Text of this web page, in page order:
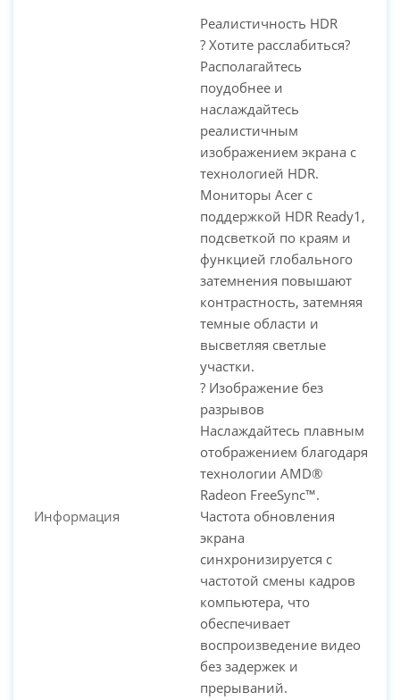
Информация
Реалистичность HDR
? Хотите расслабиться?
Располагайтесь
поудобнее и
наслаждайтесь
реалистичным
изображением экрана с
технологией HDR.
Мониторы Acer с
поддержкой HDR Ready1,
подсветкой по краям и
функцией глобального
затемнения повышают
контрастность, затемняя
темные области и
высветляя светлые
участки.
? Изображение без
разрывов
Наслаждайтесь плавным
отображением благодаря
технологии AMD®
Radeon FreeSync™.
Частота обновления
экрана
синхронизируется с
частотой смены кадров
компьютера, что
обеспечивает
воспроизведение видео
без задержек и
прерываний.